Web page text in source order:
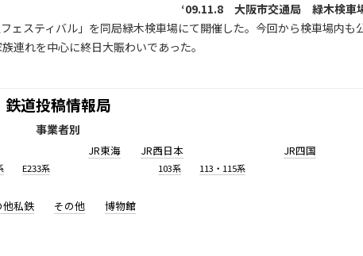
‘09.11.8 大阪市交通局 緑木検車
ェスティバル」を同局緑木検車場にて開催した。今回から検車場内も
連れを中心に終日大賑わいであった。
鉄道投稿情報局
事業者別
E233系
JR東海 JR西日本
103系 113・115系
JR四国
他私鉄 その他 博物館